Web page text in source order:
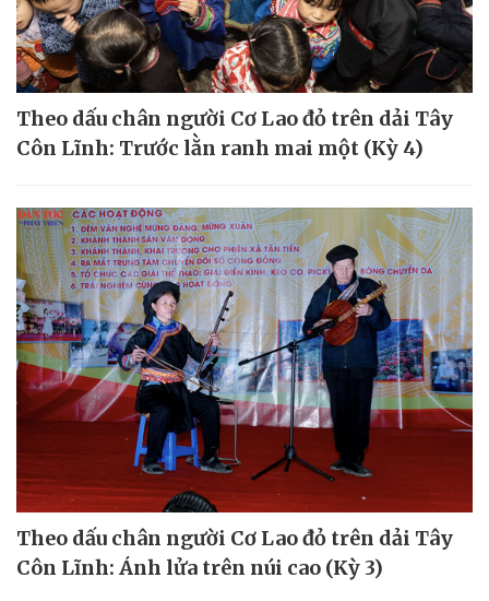
Theo dấu chân người Cơ Lao đỏ trên dải Tây
Côn Lĩnh: Trước lằn ranh mai một (Kỳ 4)
Theo dấu chân người Cơ Lao đỏ trên dải Tây
Côn Lĩnh: Ánh lửa trên núi cao (Kỳ 3)